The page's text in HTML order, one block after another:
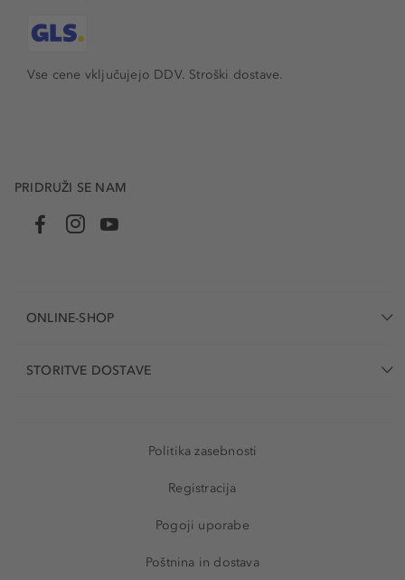
Vse cene vključujejo DDV. Stroški dostave.
PRIDRUŽI SE NAM
ONLINE-SHOP
STORITVE DOSTAVE
Politika zasebnosti
Registracija
Pogoji uporabe
Poštnina in dostava